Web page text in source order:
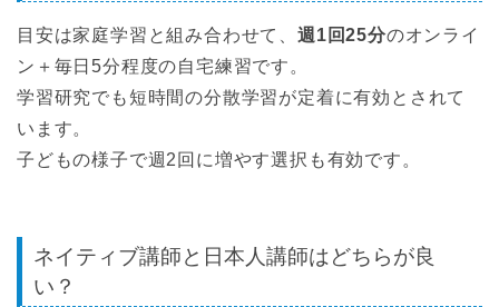
目安は家庭学習と組み合わせて、 週1回25分のオンライ
ン＋毎日5分程度の自宅練習です。
学習研究でも短時間の分散学習が定着に有効とされて
います。
子どもの様子で週2回に増やす選択も有効です。
ネイティブ講師と日本人講師はどちらが良
い？